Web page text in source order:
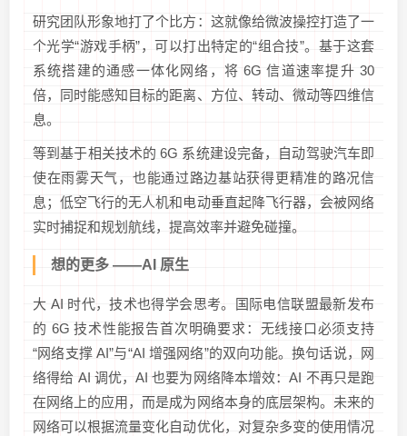
研究团队形象地打了个比方：这就像给微波操控打造了一
个光学“游戏手柄”，可以打出特定的“组合技”。基于这套
系统搭建的通感一体化网络，将 6G 信道速率提升 30
倍，同时能感知目标的距离、方位、转动、微动等四维信
息。
等到基于相关技术的 6G 系统建设完备，自动驾驶汽车即
使在雨雾天气，也能通过路边基站获得更精准的路况信
息；低空飞行的无人机和电动垂直起降飞行器，会被网络
实时捕捉和规划航线，提高效率并避免碰撞。
想的更多 ——AI 原生
大 AI 时代，技术也得学会思考。国际电信联盟最新发布
的 6G 技术性能报告首次明确要求：无线接口必须支持
“网络支撑 AI”与“AI 增强网络”的双向功能。换句话说，网
络得给 AI 调优，AI 也要为网络降本增效：AI 不再只是跑
在网络上的应用，而是成为网络本身的底层架构。未来的
网络可以根据流量变化自动优化，对复杂多变的使用情况